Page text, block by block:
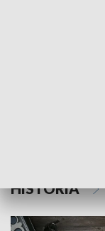
HISTORIA